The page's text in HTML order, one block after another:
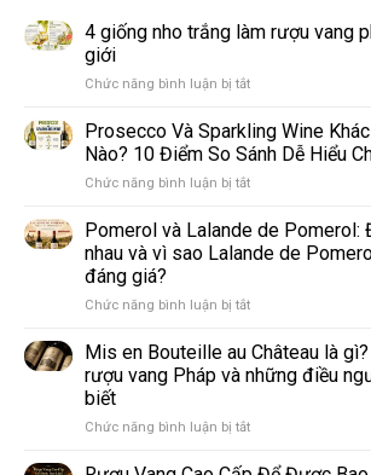
4 giống nho trắng làm rượu vang
giới
Chức năng bình luận bị tắtở
giống
nho
trắng
làm
vang
phổ
thế
Prosecco Và Sparkling Wine
Nào? 10 Điểm So Sánh Dễ Hiểu
Chức năng bình luận bị tắtở
Sparkling
Wine
Nhau
Thế
Nào?
10
So
Dễ
Pomerol và Lalande de Pomerol:
nhau và vì sao Lalande de
đáng giá?
Chức năng bình luận bị tắtở
và
Lalande
de
Điểm
khác
Mis en Bouteille au Château là
rượu vang Pháp và những điều
biết
Chức năng bình luận bị tắtở
en